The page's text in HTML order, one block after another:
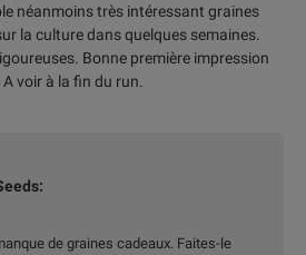
néanmoins très intéressant graines
la culture dans quelques semaines.
Bonne première impression
voir à la fin du run.
de graines cadeaux. Faites-le